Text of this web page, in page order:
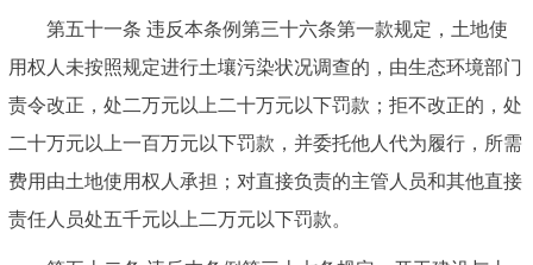
第五十一条 违反本条例第三十六条第一款规定，土地使
用权人未按照规定进行土壤污染状况调查的，由生态环境部门
责令改正，处二万元以上二十万元以下罚款；拒不改正的，处
二十万元以上一百万元以下罚款，并委托他人代为履行，所需
费用由土地使用权人承担；对直接负责的主管人员和其他直接
责任人员处五千元以上二万元以下罚款。